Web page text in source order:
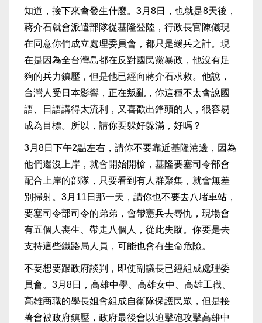
知道，接下來會發生什麼。3月8日，也就是8天後，
蔣介石就會派遣部隊從基隆登陸，行政長官陳儀現
在同意你們成立處理委員會，都只是緩兵之計。現
在是因為全台灣島都在反對國民黨暴政，他沒有足
夠的兵力鎮壓，但是他已經向蔣介石求救。他說，
台灣人受日本影響，正在叛亂，你這種不太會說國
語、日語講得太流利，又喜歡出鋒頭的人，很容易
成為目標。所以，請你要躲好躲滿，好嗎？
3月8日下午2點左右，請你不要靠近基隆港邊，因為
他們還沒上岸，就會開始開槍，基隆要塞司令部會
配合上岸的部隊，只要看到有人群聚集，就會無差
別掃射。3月11日那一天，請你也不要去八堵車站，
要塞司令部司令的弟弟，會帶憲兵去尋仇，現場會
有五個人喪生、帶走八個人，從此失蹤。你要是去
支持這些鐵路局人員，可能也會有生命危險。
不要想要跟政府談判，即使副議長已經組成處理委
員會。3月8日，高雄中學、高雄女中、高雄工職、
高雄商職的學長姐會組成自衛隊保護民眾，但是接
著會被政府鎮壓，政府最後會以迫擊砲攻擊高雄中